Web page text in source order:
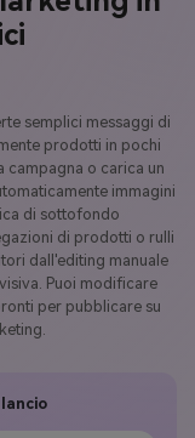
semplici messaggi di
prodotti in pochi
campagna o carica un
immagini
di sottofondo
di prodotti o rulli
dall'editing manuale
Puoi modificare
per pubblicare su